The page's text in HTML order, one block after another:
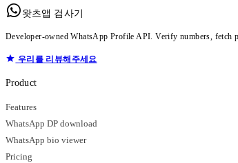
왓츠앱 검사기
Developer-owned WhatsApp Profile API. Verify numbers,
우리를 리뷰해주세요
Product
Features
WhatsApp DP download
WhatsApp bio viewer
Pricing